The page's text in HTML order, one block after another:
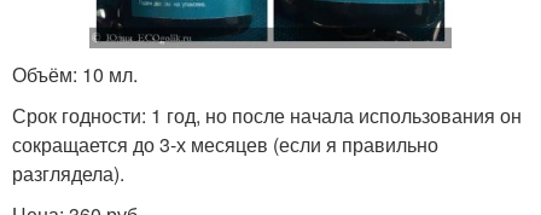
Объём: 10 мл.
Срок годности: 1 год, но после начала использования он
сокращается до 3-х месяцев (если я правильно
разглядела).